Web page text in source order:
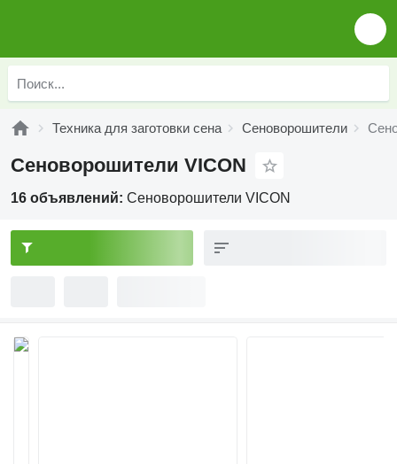
Техника для заготовки сена Сеноворошители
Сеноворошители VICON
16 объявлений: Сеноворошители VICON